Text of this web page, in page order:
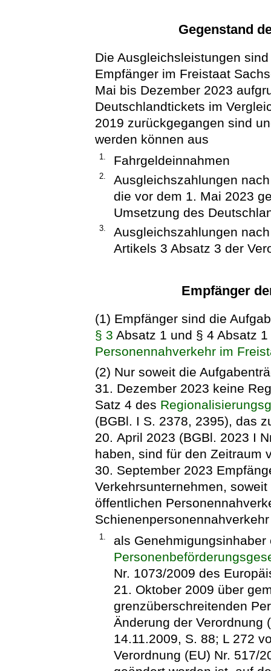
Gegenstand
Die Ausgleichsleistungen
Empfänger im Freistaat
Mai bis Dezember 2023
Deutschlandtickets im
2019 zurückgegangen sind
werden können aus
1. Fahrgeldeinnahmen
2.
Ausgleichszahlungen
die vor dem 1. Mai 2023
Umsetzung des
3.
Ausgleichszahlungen
Artikels 3 Absatz 3 der
Empfänger
(1) Empfänger sind die
§ 3 Absatz 1 und § 4 Absatz
Personennahverkehr im
(2) Nur soweit die
31. Dezember 2023 keine
Satz 4 des
(BGBl. I S. 2378, 2395), das
20. April 2023 (BGBl. 2023 I
haben, sind für den Zeitraum
30. September 2023
Verkehrsunternehmen,
öffentlichen
1.
als
Nr. 1073/2009 des
21. Oktober 2009 über
grenzüberschreitenden
Änderung der Verordnung
14.11.2009, S. 88; L 272
Verordnung (EU) Nr. 517/